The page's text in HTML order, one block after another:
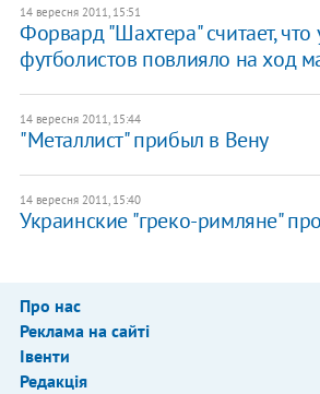
14 вересня 2011, 15:51
Форвард "Шахтера" считает, что
футболистов повлияло на ход
14 вересня 2011, 15:44
"Металлист" прибыл в Вену
14 вересня 2011, 15:40
Украинские "греко-римляне"
Про нас
Реклама на сайті
Івенти
Редакція